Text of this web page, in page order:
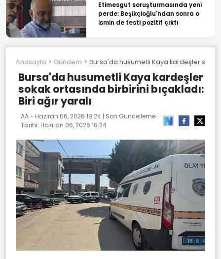
Etimesgut soruşturmasında yeni
perde: Beşikçioğlu'ndan sonra o
ismin de testi pozitif çıktı
Anasayfa Gündem Bursa'da husumetli Kaya kardeşler sokak
Bursa'da husumetli Kaya kardeşler
sokak ortasında birbirini bıçakladı:
Biri ağır yaralı
AA - Haziran 06, 2026 18:24 | Son Güncelleme
Tarihi: Haziran 06, 2026 18:24